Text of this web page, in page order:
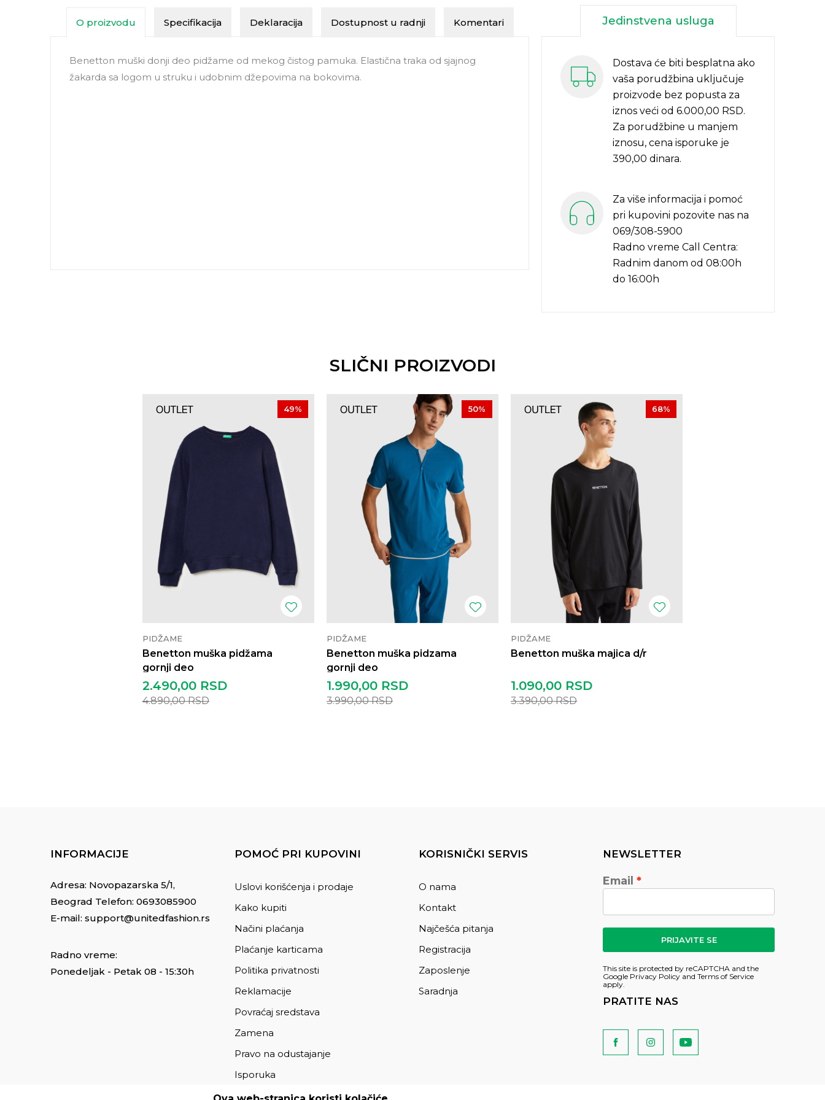
O proizvodu Specifikacija Deklaracija Dostupnost u radnji Komentari
Benetton muški donji deo pidžame od mekog čistog pamuka. Elastična traka od sjajnog
žakarda sa logom u struku i udobnim džepovima na bokovima.
Jedinstvena usluga
Dostava će biti besplatna ako
vaša porudžbina uključuje
proizvode bez popusta za
iznos veći od 6.000,00 RSD.
Za porudžbine u manjem
iznosu, cena isporuke je
390,00 dinara.
Za više informacija i pomoć
pri kupovini pozovite nas na
069/308-5900
Radno vreme Call Centra:
Radnim danom od 08:00h
do 16:00h
SLIČNI PROIZVODI
49%
PIDŽAME
Benetton muška pidžama
gornji deo
2.490,00 RSD
4.890,00RSD
50%
PIDŽAME
Benetton muška pidzama
gornji deo
1.990,00 RSD
3.990,00RSD
68%
PIDŽAME
Benetton muška majica d/r
1.090,00 RSD
3.390,00RSD
INFORMACIJE
Adresa: Novopazarska 5/1,
Beograd Telefon: 0693085900
E-mail: support@unitedfashion.rs
Radno vreme:
Ponedeljak - Petak 08 - 15:30h
POMOĆ PRI KUPOVINI
Uslovi korišćenja i prodaje
Kako kupiti
Načini plaćanja
Plaćanje karticama
Politika privatnosti
Reklamacije
Povraćaj sredstava
Zamena
Pravo na odustajanje
Isporuka
KORISNIČKI SERVIS
O nama
Kontakt
Najčešća pitanja
Registracija
Zaposlenje
Saradnja
NEWSLETTER
Email
PRIJAVITE SE
This site is protected by reCAPTCHA and the
Google Privacy Policy and Terms of Service
apply.
PRATITE NAS